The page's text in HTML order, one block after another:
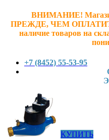
ВНИМАНИЕ!
ПРЕЖДЕ, ЧЕМ
наличие товаров на
+7 (8452) 55-53-95
ООО
КУПИТЬ